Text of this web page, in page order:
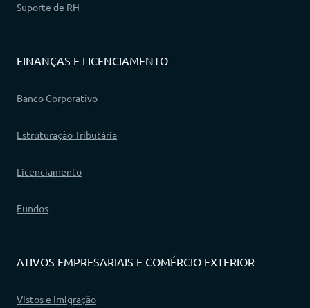
Suporte de RH
FINANÇAS E LICENCIAMENTO
Banco Corporativo
Estruturação Tributária
Licenciamento
Fundos
ATIVOS EMPRESARIAIS E COMÉRCIO EXTERIOR
Vistos e Imigração